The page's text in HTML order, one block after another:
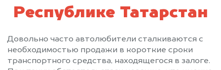
Республике Татарстан
Довольно часто автолюбители сталкиваются с
необходимостью продажи в короткие сроки
транспортного средства, находящегося в залоге.